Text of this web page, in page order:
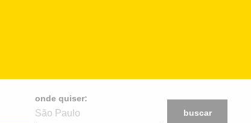
onde quiser:
buscar